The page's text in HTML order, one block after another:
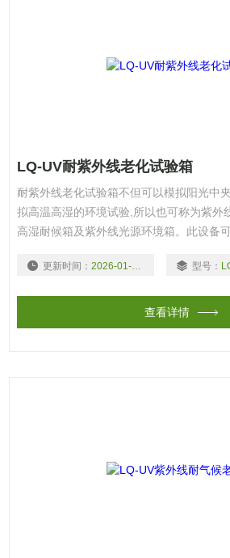
LQ-UV耐紫外线老化试验箱
耐紫外线老化试验箱不但可以模拟阳光中
拟高温高湿的环境试验,所以也可称为紫外
高湿耐候箱及紫外线光源环境箱。此设备
（UV）灯模拟阳光中的紫外线光照射的效
更新时间： 2026-01-04 型号：
查看详情